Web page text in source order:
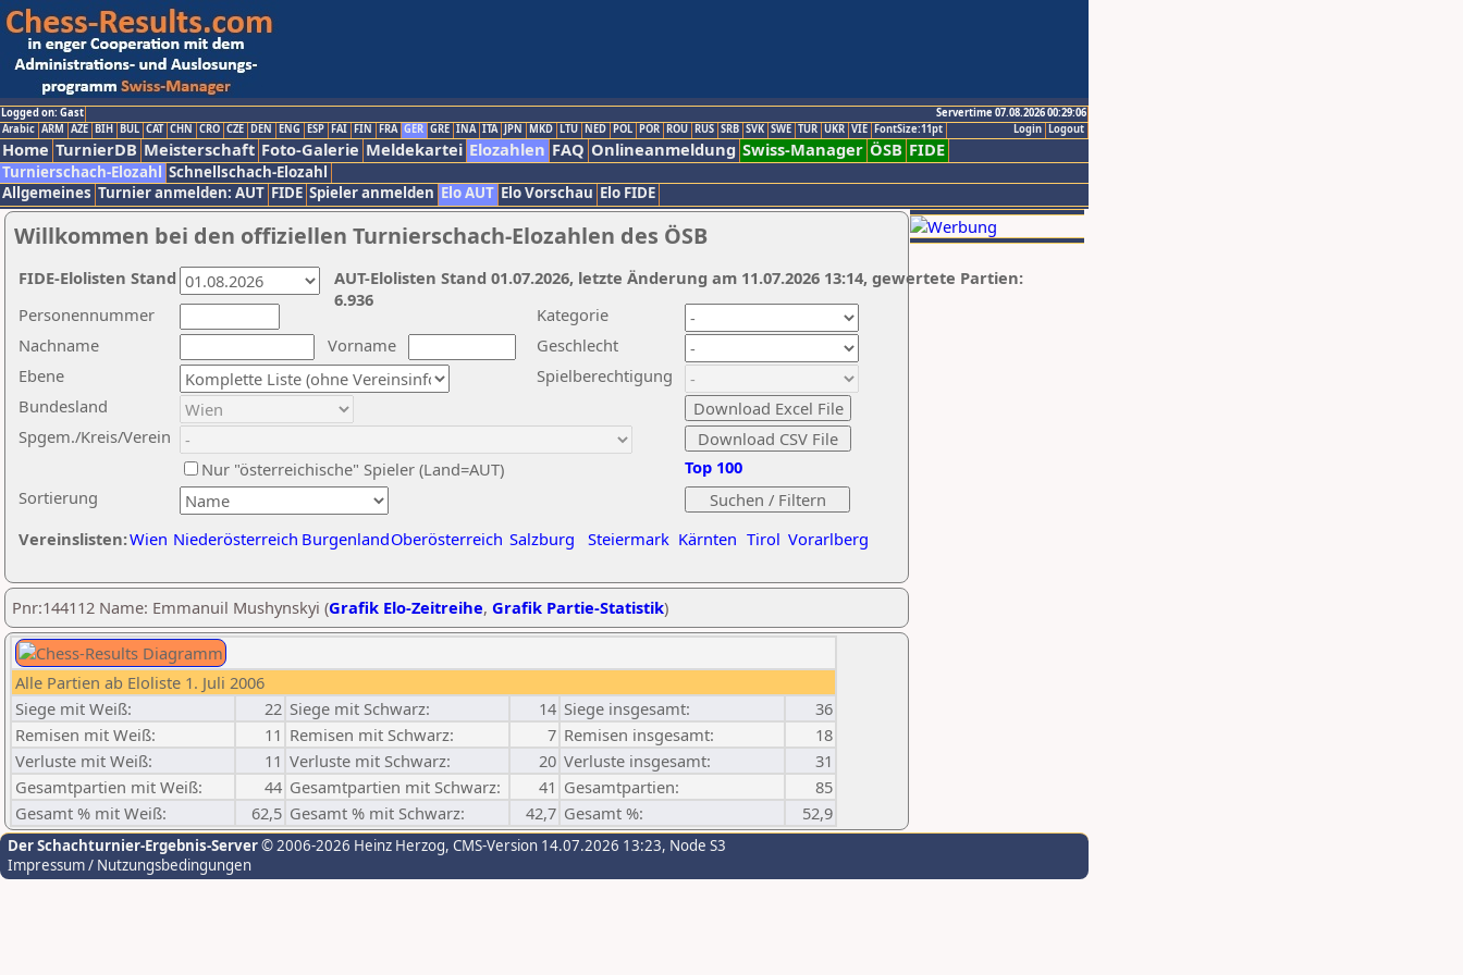
Logged on: Gast
Servertime 07.08.2026 00:29:06
Logout
Login
Arabic ARM AZE BIH BUL CAT CHN CRO CZE DEN ENG ESP FAI FIN FRA GER GRE INA ITA JPN MKD LTU NED POL POR ROU RUS SRB SVK SWE TUR UKR VIE FontSize:11pt
Home TurnierDB Meisterschaft Foto-Galerie Meldekartei Elozahlen FAQ Onlineanmeldung Swiss-Manager ÖSB FIDE
Turnierschach-Elozahl Schnellschach-Elozahl
Allgemeines Turnier anmelden: AUT FIDE Spieler anmelden Elo AUT Elo Vorschau Elo FIDE
Willkommen bei den offiziellen Turnierschach-Elozahlen des ÖSB
Nachname
Vorname
Ebene
Kategorie
Sortierung
Personennummer
Bundesland
Spgem./Kreis/Verein
Geschlecht
Nur "österreichische" Spieler (Land=AUT)
Spielberechtigung
Vereinslisten:Wien Niederösterreich BurgenlandOberösterreich Salzburg Steiermark Kärnten Tirol Vorarlberg
Top 100
AUT-Elolisten Stand 01.07.2026, letzte Änderung am 11.07.2026 13:14, gewertete Partien:
6.936
FIDE-Elolisten Stand
Pnr:144112 Name: Emmanuil Mushynskyi (Grafik Elo-Zeitreihe, Grafik Partie-Statistik)
Alle Partien ab Eloliste 1. Juli 2006
Siege mit Weiß:
22 Siege mit Schwarz: 14 Siege insgesamt:
36
Remisen mit Weiß:
11 Remisen mit Schwarz: 7 Remisen insgesamt:
18
Verluste mit Weiß:
11 Verluste mit Schwarz: 20 Verluste insgesamt:
31
Gesamtpartien mit Weiß:
44 Gesamtpartien mit Schwarz: 41 Gesamtpartien:
85
Gesamt % mit Weiß:
62,5 Gesamt % mit Schwarz: 42,7 Gesamt %: 52,9
Der Schachturnier-Ergebnis-Server© 2006-2026 Heinz Herzog, CMS-Version 14.07.2026 13:23, Node S3
Impressum / Nutzungsbedingungen